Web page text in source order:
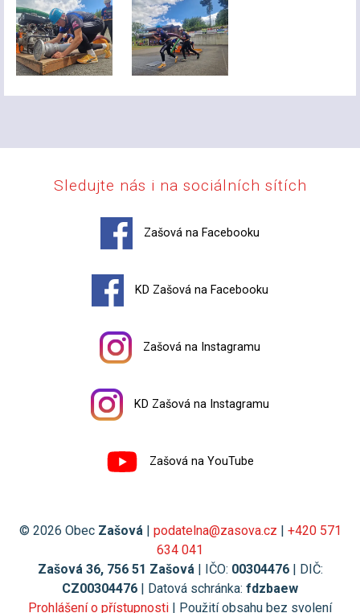
Sledujte nás i na sociálních sítích
Zašová na Facebooku
KD Zašová na Facebooku
Zašová na Instagramu
KD Zašová na Instagramu
Zašová na YouTube
© 2026 Obec Zašová | podatelna@zasova.cz | +420 571
634 041
Zašová 36, 756 51 Zašová | IČO: 00304476| DIČ:
CZ00304476 | Datová schránka: fdzbaew
Prohlášení o přístupnosti | Použití obsahu bez svolení